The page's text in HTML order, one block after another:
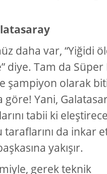
daha var, “Yiğidi
diye. Tam da Süper
şampiyon olarak
göre! Yani,
tabii ki
da inkar
yakışır.
gerek teknik